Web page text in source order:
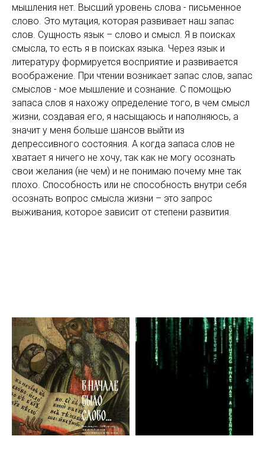
мышления нет. Высший уровень слова - письменное
слово. Это мутация, которая развивает наш запас
слов. Сущность язык – слово и смысл. Я в поисках
смысла, то есть я в поисках языка. Через язык и
литературу формируется восприятие и развивается
воображение. При чтении возникает запас слов, запас
смыслов - мое мышление и сознание. С помощью
запаса слов я нахожу определение того, в чем смысл
жизни, создавая его, я насыщаюсь и наполняюсь, а
значит у меня больше шансов выйти из
депрессивного состояния. А когда запаса слов не
хватает я ничего не хочу, так как не могу осознать
свои желания (не чем) и не понимаю почему мне так
плохо. Способность или не способность внутри себя
осознать вопрос смысла жизни – это запрос
выживания, которое зависит от степени развития.